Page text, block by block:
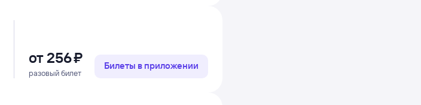
от 256 ⁠₽
разовый билет
Билеты в приложении